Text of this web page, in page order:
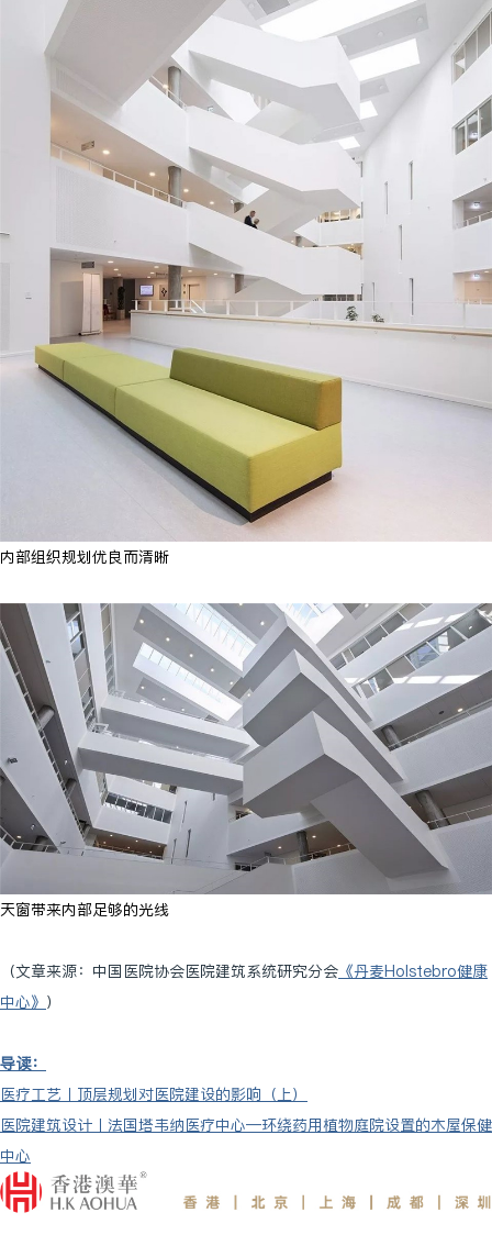
内部组织规划优良而清晰
天窗带来内部足够的光线
（文章来源：中国医院协会医院建筑系统研究分会 《丹麦Holstebro健康
中心》 ）
导读：
医疗工艺丨顶层规划对医院建设的影响（上）
医院建筑设计丨法国塔韦纳医疗中心—环绕药用植物庭院设置的木屋保健
中心